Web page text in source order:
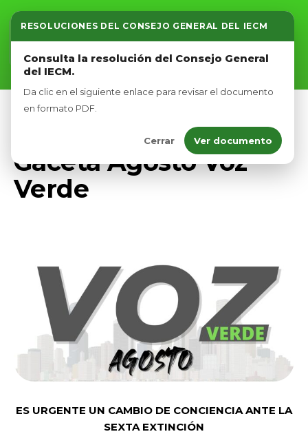
RESOLUCIONES DEL CONSEJO GENERAL DEL IECM
Consulta la resolución del Consejo General
del IECM.
Da clic en el siguiente enlace para revisar el documento
en formato PDF.
Cerrar Ver documento
Inicio
Nosotros
Afíliate
Gaceta Agosto Voz
Verde
ES URGENTE UN CAMBIO DE CONCIENCIA ANTE LA
SEXTA EXTINCIÓN